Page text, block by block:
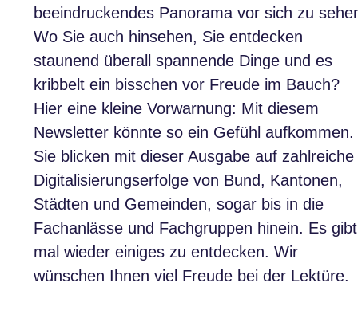
beeindruckendes Panorama vor sich zu
Wo Sie auch hinsehen, Sie entdecken
staunend überall spannende Dinge und es
kribbelt ein bisschen vor Freude im Bauch?
Hier eine kleine Vorwarnung: Mit diesem
Newsletter könnte so ein Gefühl aufkommen.
Sie blicken mit dieser Ausgabe auf zahlreiche
Digitalisierungserfolge von Bund, Kantonen,
Städten und Gemeinden, sogar bis in die
Fachanlässe und Fachgruppen hinein. Es gibt
mal wieder einiges zu entdecken. Wir
wünschen Ihnen viel Freude bei der Lektüre.